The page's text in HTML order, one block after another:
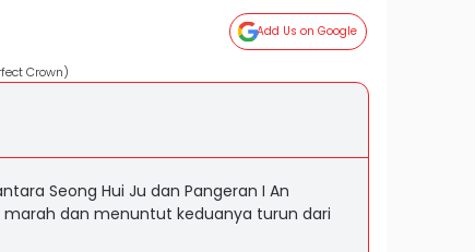
Add Us on Google
Crown)
Seong Hui Ju dan Pangeran I An
dan menuntut keduanya turun dari